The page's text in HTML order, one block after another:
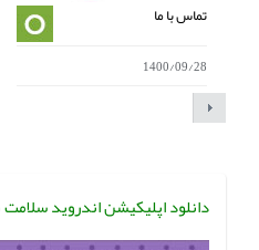
تماس با ما
1400/09/28
دانلود اپلیکیشن اندروید سلامت